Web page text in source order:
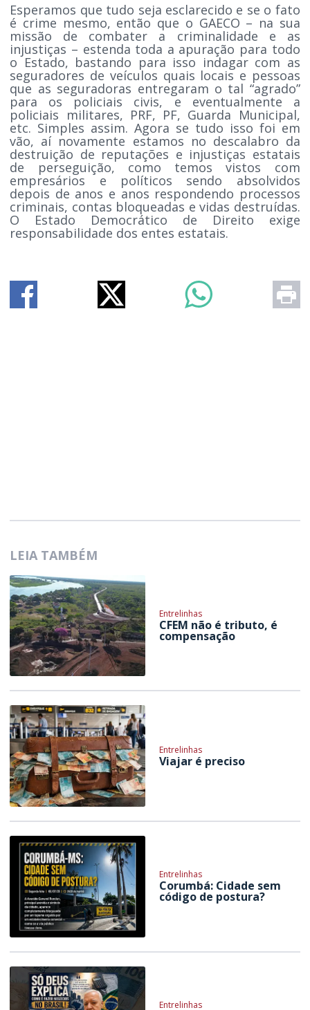
Esperamos que tudo seja esclarecido e se o fato
é crime mesmo, então que o GAECO – na sua
missão de combater a criminalidade e as
injustiças – estenda toda a apuração para todo
o Estado, bastando para isso indagar com as
seguradores de veículos quais locais e pessoas
que as seguradoras entregaram o tal “agrado”
para os policiais civis, e eventualmente a
policiais militares, PRF, PF, Guarda Municipal,
etc. Simples assim. Agora se tudo isso foi em
vão, aí novamente estamos no descalabro da
destruição de reputações e injustiças estatais
de perseguição, como temos vistos com
empresários e políticos sendo absolvidos
depois de anos e anos respondendo processos
criminais, contas bloqueadas e vidas destruídas.
O Estado Democrático de Direito exige
responsabilidade dos entes estatais.
LEIA TAMBÉM
Entrelinhas
CFEM não é tributo, é
compensação
Entrelinhas
Viajar é preciso
Entrelinhas
Corumbá: Cidade sem
código de postura?
Entrelinhas